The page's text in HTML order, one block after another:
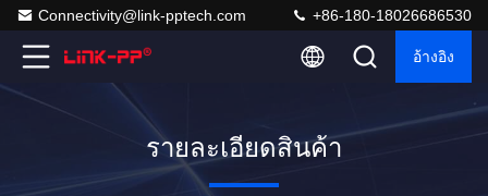
Connectivity@link-pptech.com +86-180-18026686530
อ้างอิง
รายละเอียดสินค้า